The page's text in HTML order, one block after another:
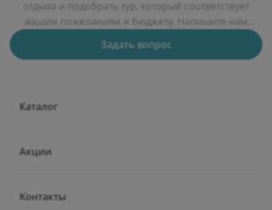
отдыха и подобрать тур, который соответствует
вашим пожеланиям и бюджету. Напишите нам
несколько вариантов путешествий, расскажем об
Задать вопрос
Каталог
Акции
Контакты